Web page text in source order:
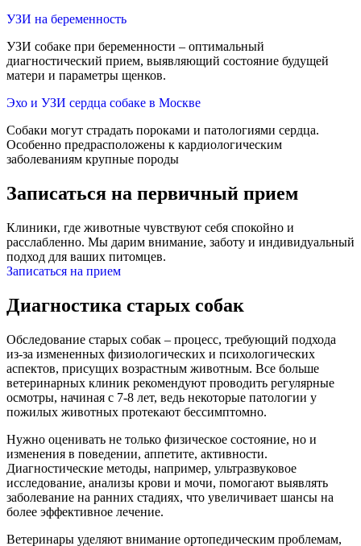
УЗИ на беременность
УЗИ собаке при беременности – оптимальный
диагностический прием, выявляющий состояние будущей
матери и параметры щенков.
Эхо и УЗИ сердца собаке в Москве
Собаки могут страдать пороками и патологиями сердца.
Особенно предрасположены к кардиологическим
заболеваниям крупные породы
Записаться на первичный прием
Клиники, где животные чувствуют себя спокойно и
расслабленно. Мы дарим внимание, заботу и индивидуальный
подход для ваших питомцев.
Записаться на прием
Диагностика старых собак
Обследование старых собак – процесс, требующий подхода
из-за измененных физиологических и психологических
аспектов, присущих возрастным животным. Все больше
ветеринарных клиник рекомендуют проводить регулярные
осмотры, начиная с 7-8 лет, ведь некоторые патологии у
пожилых животных протекают бессимптомно.
Нужно оценивать не только физическое состояние, но и
изменения в поведении, аппетите, активности.
Диагностические методы, например, ультразвуковое
исследование, анализы крови и мочи, помогают выявлять
заболевание на ранних стадиях, что увеличивает шансы на
более эффективное лечение.
Ветеринары уделяют внимание ортопедическим проблемам,